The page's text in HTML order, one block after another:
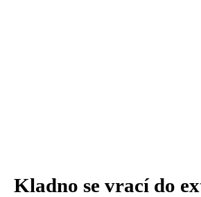
Kladno se vrací do